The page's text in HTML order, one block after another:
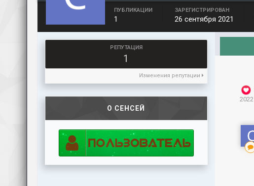
ПУБЛИКАЦИИ
1
ЗАРЕГИСТРИРОВАН
26 сентября 2021
РЕПУТАЦИЯ
1
Изменения репутации
О СЕНСЕЙ
2022